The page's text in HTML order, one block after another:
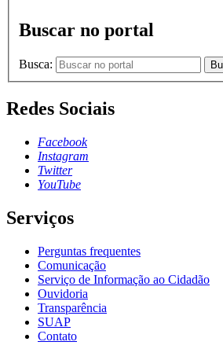
Buscar no portal
Busca:
Redes Sociais
Facebook
Instagram
Twitter
YouTube
Serviços
Perguntas frequentes
Comunicação
Serviço de Informação ao Cidadão
Ouvidoria
Transparência
SUAP
Contato